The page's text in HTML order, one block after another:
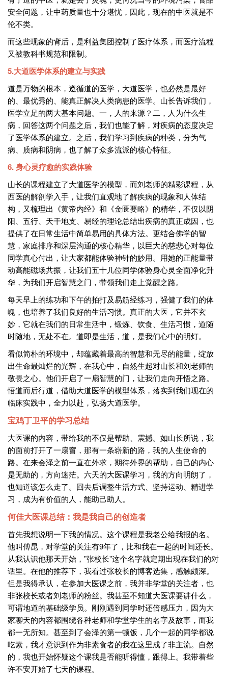
安全问题，让中药质量也十分堪忧，因此，现在的中医就是不
伦不类。
而这些现象的背后，是利益集团控制了医疗体系，而医疗流程
又被教科书规范和限制。
5.大道医学体系的建立与实践
道是万物的根本，遵循道的医学，大道医学，也必然是最好
的、最优秀的、能真正解决人类病患的医学。山长告诉我们，
医学立足的两大基本问题。一，人的来源？二，人为什么生
病，回答这两个问题之后，我们也能了解，对疾病的态度决定
了医学体系的建立。之后，我们学习到疾病的种类，分为气
病、质病和阴病，也了解了众多流派的核心特征。
6. 身心灵疗愈的实践体验
山长的课程建立了大道医学的模型，而刘老师的精彩课程，从
西医的解剖学入手，让我们直观地了解疾病的现象和人体结
构，又梳理出《黄帝内经》和《金匮要略》的精华，不仅以阴
阳、五行、天干地支、易经的理论总结出疾病的真正成因，也
提供了在日常生活中简单易用的具体方法。更结合佛学的智
慧，家庭排序和深层沟通的核心精华，以巨大的慈悲心对每位
同学真心付出，让大家都能体验神针的妙用。用她的正能量带
动高能磁场共振，让我们五十几位同学体验身心灵全面净化升
华，为我们开启智慧之门，带领我们走上觉醒之路。
每天早上的练功和下午的拍打及易筋经练习，强健了我们的体
魄，也培养了我们良好的生活习惯。真正的大医，它并不玄
妙，它就在我们的日常生活中，锻炼、饮食、生活习惯，道随
时随地，无处不在。道即是生活，道，是我们心中的明灯。
看似简朴的环境中，却蕴藏着最高的智慧和无尽的能量，绽放
出生命最灿烂的光辉，在我心中，自然生起对山长和刘老师的
敬畏之心。他们开启了一扇智慧的门，让我们走向开悟之路。
悟道而后行道，借助大道医学的模型体系，落实到我们现在的
临床实践中，全力以赴，弘扬大道医学。
宝鸡丁卫平的学习总结
大医课的内容，带给我的不仅是帮助、震撼。如山长所说，我
的面前打开了一扇窗，那有一条崭新的路，我的人生使命的
路。在来会泽之前一直在外求，期待外界的帮助，自己的内心
是无助的，方向迷茫。六天的大医课学习，我的方向明朗了，
也知道该怎么走了。回去后调整生活方式、坚持运动、精进学
习，成为有价值的人，能助己助人。
何佳大医课总结：我是我自己的创造者
首先我想说明一下我的情况。这个课程是我老公给我报的名。
他叫傅昆，对学堂的关注有9年了，比和我在一起的时间还长。
从我认识他那天开始，”张校长”这个名字就定期出现在我们的对
话里。在他的推荐下，我看过张校长的博客选集，感触颇深。
但是我得承认，在参加大医课之前，我并非学堂的关注者，也
非张校长或者刘老师的粉丝。我甚至不知道大医课要讲什么，
可谓地道的基础级学员。刚刚遇到同学时还倍感压力，因为大
家聊天的内容都围绕各种老师和学堂学生的名字及故事，而我
都一无所知。甚至到了会泽的第一顿饭，几个一起的同学都说
吃素，我才意识到作为非素食者的我在这里成了非主流。自然
的，我也开始怀疑这个课我是否能听得懂，跟得上。我带着些
许不安开始了七天的课程。